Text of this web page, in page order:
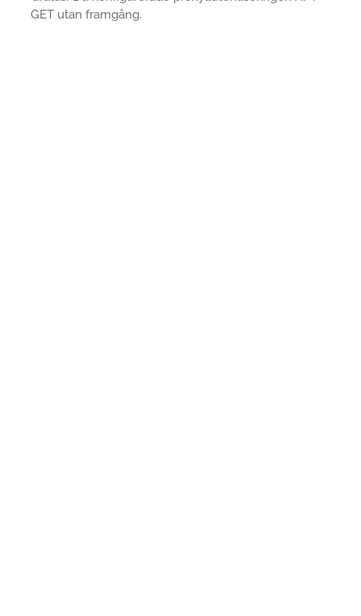
GET utan framgång.